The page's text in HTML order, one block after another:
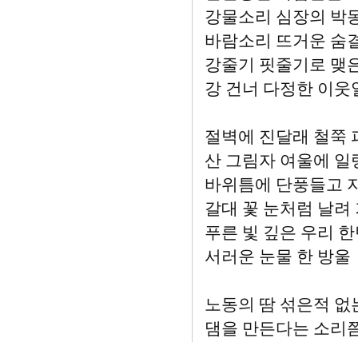
강물소리 심장의 박
바람소리 뜨거운 숨
강줄기 핏줄기로 맺
강 건너 다정한 이웃
절벽에 진달래 철쭉
산 그림자 여울에 일
바위틈에 단풍들고
갈대 꽃 눈처럼 날려
푸른 빛 깊은 우리
서러운 눈물 한 방울
노동의 땀 섞은적 없
댐을 만든다는 소리